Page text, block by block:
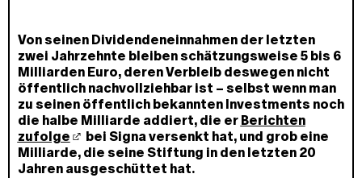
Von seinen Dividendeneinnahmen der letzten
zwei Jahrzehnte bleiben schätzungsweise 5 bis 6
Milliarden Euro, deren Verbleib deswegen nicht
öffentlich nachvollziehbar ist – selbst wenn man
zu seinen öffentlich bekannten Investments noch
die halbe Milliarde addiert, die er Berichten
zufolge
bei Signa versenkt hat, und grob eine
Milliarde, die seine Stiftung in den letzten 20
Jahren ausgeschüttet hat.